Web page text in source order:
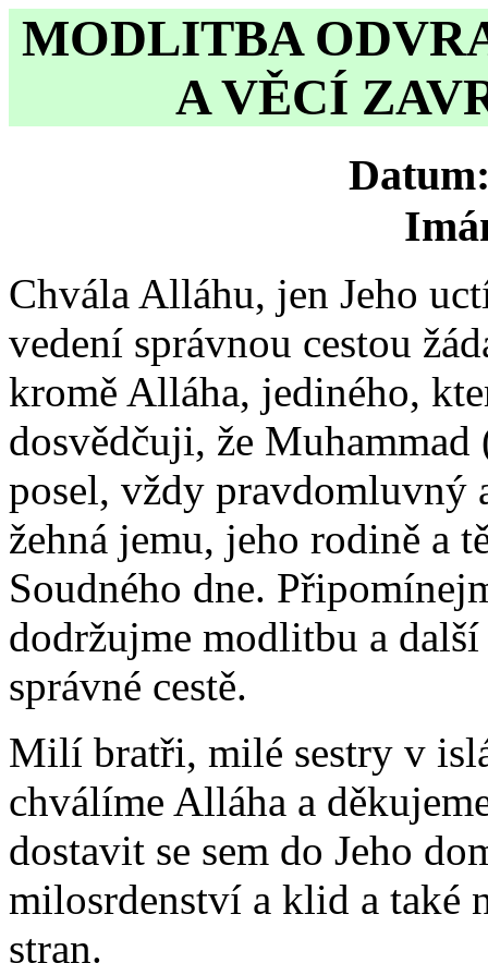
MODLITBA
A VĚCÍ
Chvála Alláhu, jen Jeho
vedení správnou cestou
kromě Alláha, jediného,
dosvědčuji, že
posel, vždy
žehná jemu, jeho rodině a
Soudného dne.
dodržujme modlitbu a
správné cestě.
Milí bratři, milé sestry v
chválíme Alláha a
dostavit se sem do Jeho
milosrdenství a klid a také
stran.